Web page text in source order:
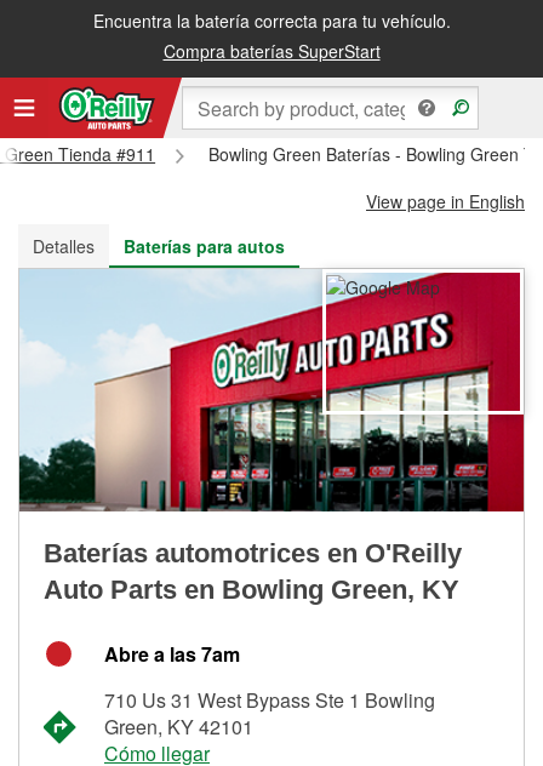
Encuentra la batería correcta para tu vehículo.
Compra baterías SuperStart
Recibe tu orden gratis al día siguiente o recógela en la tienda
Tienda #911
Bowling Green Baterías - Bowling Green
View page in English
Detalles
Baterías para autos
Baterías automotrices en O'Reilly
Auto Parts en Bowling Green, KY
Abre a las 7am
710 Us 31 West Bypass Ste 1 Bowling
Green, KY 42101
Cómo llegar